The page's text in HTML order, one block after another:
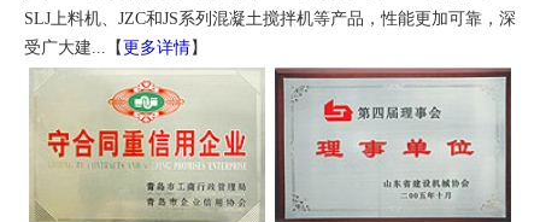
SLJ上料机、JZC和JS系列混凝土搅拌机等产品，性能更加可靠，深
受广大建...【 更多详情】